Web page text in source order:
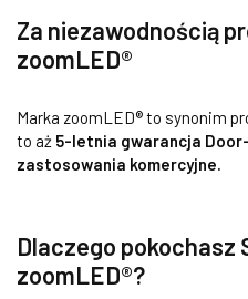
Za niezawodnością
zoomLED®
Marka zoomLED® to synonim
to aż 5-letnia gwarancja
zastosowania komercyjne.
Dlaczego pokochasz
zoomLED®?